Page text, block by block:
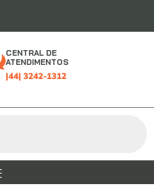
CENTRAL DE
ATENDIMENTOS
|44| 3242-1312